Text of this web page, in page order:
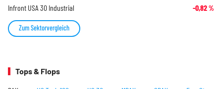
Infront USA 30 Industrial -0,82%
Zum Sektorvergleich
Tops & Flops